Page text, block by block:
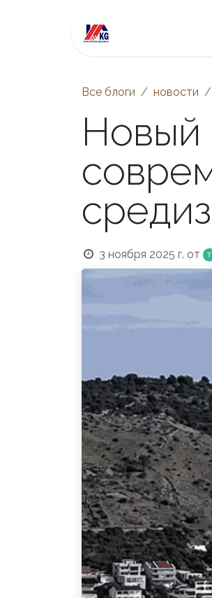
Все блоги новости
Новый
3 ноября 2025 г. от